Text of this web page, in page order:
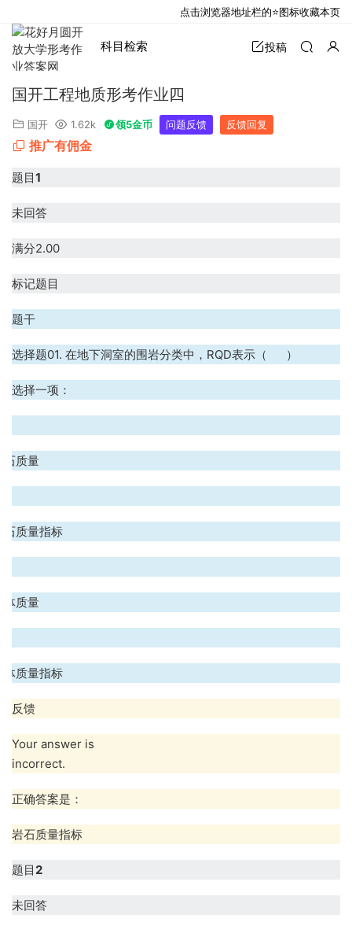
科目检索 投稿
国开工程地质形考作业四
国开 1.62k 领5金币 问题反馈 反馈回复
推广有佣金
题目1
未回答
满分2.00
标记题目
题干
选择题01. 在地下洞室的围岩分类中，RQD表示（ ）
选择一项：
石质量
石质量指标
体质量
体质量指标
反馈
Your answer is
incorrect.
正确答案是：
岩石质量指标
题目 2
未回答
点击浏览器地址栏的⭐图标收藏本页